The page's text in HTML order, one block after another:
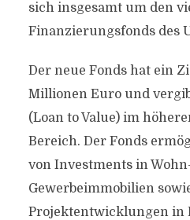
sich insgesamt um den
Finanzierungsfonds des
Der neue Fonds hat ein
Millionen Euro und
(Loan to Value) im
Bereich. Der Fonds
von Investments in
Gewerbeimmobilien
Projektentwicklungen in